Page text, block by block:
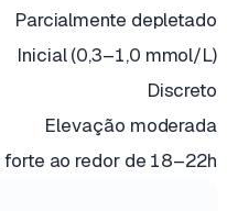
Parcialmente depletado
Inicial (0,3–1,0 mmol/L)
Discreto
Elevação moderada
forte ao redor de 18–22h